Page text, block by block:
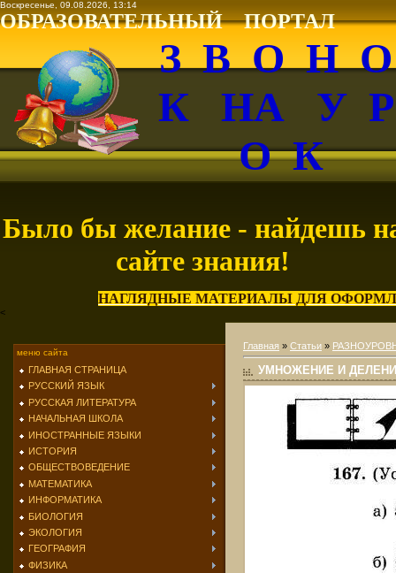
Воскресенье, 09.08.2026, 13:14
ОБРАЗОВАТЕЛЬНЫЙ ПОРТАЛ
З В О Н
К НА У
О К
Было бы желание - найдешь
сайте знания!
НАГЛЯДНЫЕ МАТЕРИАЛЫ ДЛЯ
<
меню сайта
ГЛАВНАЯ СТРАНИЦА
РУССКИЙ ЯЗЫК
РУССКАЯ ЛИТЕРАТУРА
НАЧАЛЬНАЯ ШКОЛА
ИНОСТРАННЫЕ ЯЗЫКИ
ИСТОРИЯ
ОБЩЕСТВОВЕДЕНИЕ
МАТЕМАТИКА
ИНФОРМАТИКА
БИОЛОГИЯ
ЭКОЛОГИЯ
ГЕОГРАФИЯ
ФИЗИКА
Главная » Статьи »
УМНОЖЕНИЕ И